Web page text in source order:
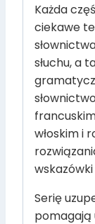
Każda
ciekawe
słuchu, a
włoskim i
Serię
pomagają